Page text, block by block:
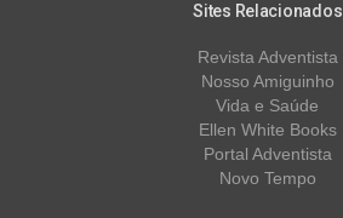
Sites Relacionados
Revista Adventista
Nosso Amiguinho
Vida e Saúde
Ellen White Books
Portal Adventista
Novo Tempo